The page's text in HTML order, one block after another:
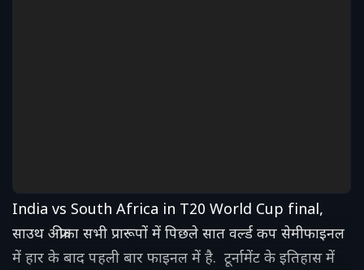
India vs South Africa in T20 World Cup final,
साउथ अफ्रीका सभी प्रारूपों में पिछले सात वर्ल्ड कप सेमीफाइनल
में हार के बाद पहली बार फाइनल में है. टूर्नामेंट के इतिहास में